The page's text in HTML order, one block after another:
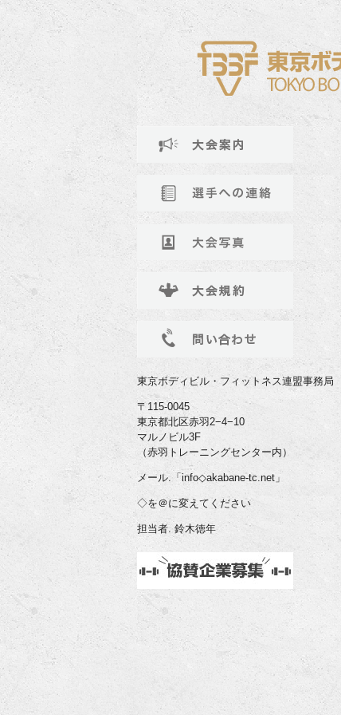
東京ボディビル・フィットネス連盟事務局
〒115-0045
東京都北区赤羽2−4−10
マルノビル3F
（赤羽トレーニングセンター内）
メール.「info◇akabane-tc.net」
◇を＠に変えてください
担当者. 鈴木徳年